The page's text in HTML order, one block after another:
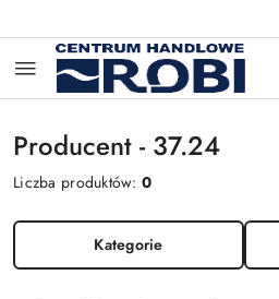
Producent - 37.24
Liczba produktów:0
Kategorie